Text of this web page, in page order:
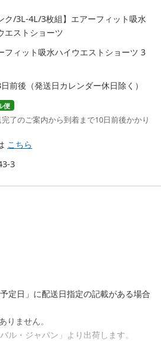
ク/3L-4L/3枚組】エアーフィット吸水
エストショーツ
フィット吸水ハイウエストショーツ 3
前後（発送日カレンダー休日除く）
便
了のご案内から到着まで10日前後かかり
こちら
3
定日」に配送日指定の記載がある場合
ません。
ル・ジャパン」より出荷します。